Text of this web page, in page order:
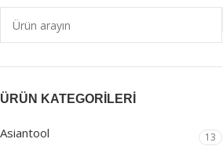
ÜRÜN KATEGORILERI
Asiantool 13